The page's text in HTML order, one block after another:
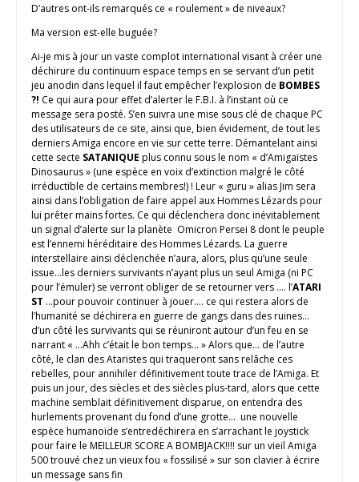
D’autres ont-ils remarqués ce « roulement » de niveaux?
Ma version est-elle buguée?
Ai-je mis à jour un vaste complot international visant à créer une
déchirure du continuum espace temps en se servant d’un petit
jeu anodin dans lequel il faut empêcher l’explosion de BOMBES
?! Ce qui aura pour effet d’alerter le F.B.I. à l’instant où ce
message sera posté. S’en suivra une mise sous clé de chaque PC
des utilisateurs de ce site, ainsi que, bien évidement, de tout les
derniers Amiga encore en vie sur cette terre. Démantelant ainsi
cette secte SATANIQUE plus connu sous le nom « d’Amigaïstes
Dinosaurus » (une espèce en voix d’extinction malgré le côté
irréductible de certains membres!) ! Leur « guru » alias Jim sera
ainsi dans l’obligation de faire appel aux Hommes Lézards pour
lui prêter mains fortes. Ce qui déclenchera donc inévitablement
un signal d’alerte sur la planète Omicron Persei 8 dont le peuple
est l’ennemi héréditaire des Hommes Lézards. La guerre
interstellaire ainsi déclenchée n’aura, alors, plus qu’une seule
issue…les derniers survivants n’ayant plus un seul Amiga (ni PC
pour l’émuler) se verront obliger de se retourner vers …. l’ATARI
ST …pour pouvoir continuer à jouer…. ce qui restera alors de
l’humanité se déchirera en guerre de gangs dans des ruines…
d’un côté les survivants qui se réuniront autour d’un feu en se
narrant « …Ahh c’était le bon temps… » Alors que… de l’autre
côté, le clan des Ataristes qui traqueront sans relâche ces
rebelles, pour annihiler définitivement toute trace de l’Amiga. Et
puis un jour, des siècles et des siècles plus-tard, alors que cette
machine semblait définitivement disparue, on entendra des
hurlements provenant du fond d’une grotte… une nouvelle
espèce humanoïde s’entredéchirera en s’arrachant le joystick
pour faire le MEILLEUR SCORE A BOMBJACK!!!! sur un vieil Amiga
500 trouvé chez un vieux fou « fossilisé » sur son clavier à écrire
un message sans fin